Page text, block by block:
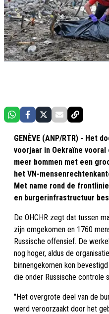
GENÈVE (ANP/RTR) - Het
voorjaar in Oekraïne
meer bommen met een
het VN-
Met name rond de
en burgerinfrastructuur
De OHCHR zegt dat tussen
zijn omgekomen en 1760
Russische offensief. De
nog hoger, aldus de
binnengekomen kon
die onder Russische controle
"Het overgrote deel van de
werd veroorzaakt door het